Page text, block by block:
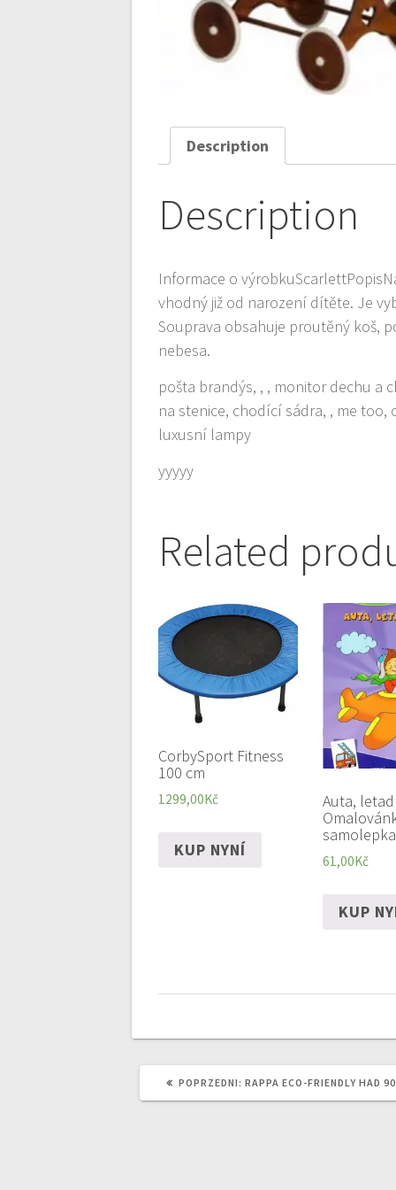
Description
Description
Informace o
vhodný již od narození dítěte. Je
Souprava obsahuje proutěný koš,
nebesa.
pošta brandýs, , , monitor dechu a
na stenice, chodící sádra, , me
luxusní lampy
yyyyy
Related
CorbySport Fitness
100 cm
1299,00Kč
KUP NYNÍ
Auta,
61,00Kč
KUP
POPRZEDNI: POPRZEDNI
RAPPA ECO-FRIENDLY HAD